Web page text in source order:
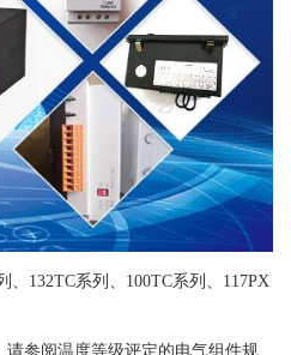
、132TC系列、100TC系列、117PX
参阅温度等级评定的电气组件规